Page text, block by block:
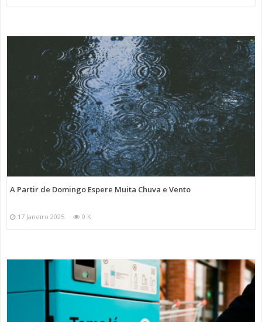
A Partir de Domingo Espere Muita Chuva e Vento
17 Janeiro 2025 0 K